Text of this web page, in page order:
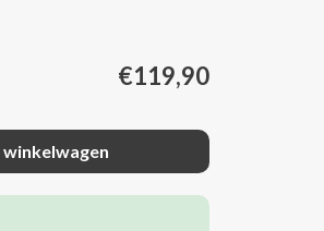
€119,90
winkelwagen